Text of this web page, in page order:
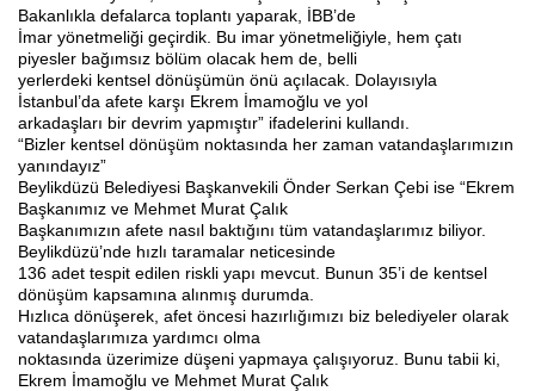
Bakanlıkla defalarca toplantı yaparak, İBB’de
İmar yönetmeliği geçirdik. Bu imar yönetmeliğiyle, hem çatı
piyesler bağımsız bölüm olacak hem de, belli
yerlerdeki kentsel dönüşümün önü açılacak. Dolayısıyla
İstanbul’da afete karşı Ekrem İmamoğlu ve yol
arkadaşları bir devrim yapmıştır” ifadelerini kullandı.
“Bizler kentsel dönüşüm noktasında her zaman vatandaşlarımızın
yanındayız”
Beylikdüzü Belediyesi Başkanvekili Önder Serkan Çebi ise “Ekrem
Başkanımız ve Mehmet Murat Çalık
Başkanımızın afete nasıl baktığını tüm vatandaşlarımız biliyor.
Beylikdüzü’nde hızlı taramalar neticesinde
136 adet tespit edilen riskli yapı mevcut. Bunun 35’i de kentsel
dönüşüm kapsamına alınmış durumda.
Hızlıca dönüşerek, afet öncesi hazırlığımızı biz belediyeler olarak
vatandaşlarımıza yardımcı olma
noktasında üzerimize düşeni yapmaya çalışıyoruz. Bunu tabii ki,
Ekrem İmamoğlu ve Mehmet Murat Çalık